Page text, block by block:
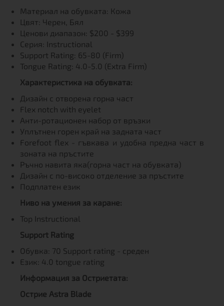
Материал на обувката: Кожа
Цвят: Черен, Бял
Ценови диапазон: $200 - $399
Серия: Instructional
Support Rating: 65-80 (Firm)
Tongue Rating: 4.0-5.0 (Extra Firm)
Характеристика на обувката:
Дизайн с отворена горна част
Flex notch with eyelet
Анти-ротационен набор от връзки
Уплътнен горен край на задната част
Forefoot flex - гъвкава и удобна предна част в
зоната на пръстите
Ръчно навита яка(горна част на обувката)
Дизайн с по-високо отделение за пръстите
Подплатен език
Ниво на умения за каране:
Top Instructional
Support Rating
Обувка: 70 Support rating - среден
Език: 4.0 tongue rating
Информация за Остриетата:
Острие Astra Blade